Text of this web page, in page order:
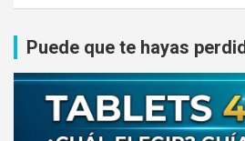
Puede que te hayas